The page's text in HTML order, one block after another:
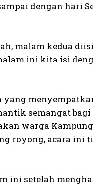
dengan hari
malam kedua
ini kita isi
yang
semangat
warga
royong, acara ini
ini setelah